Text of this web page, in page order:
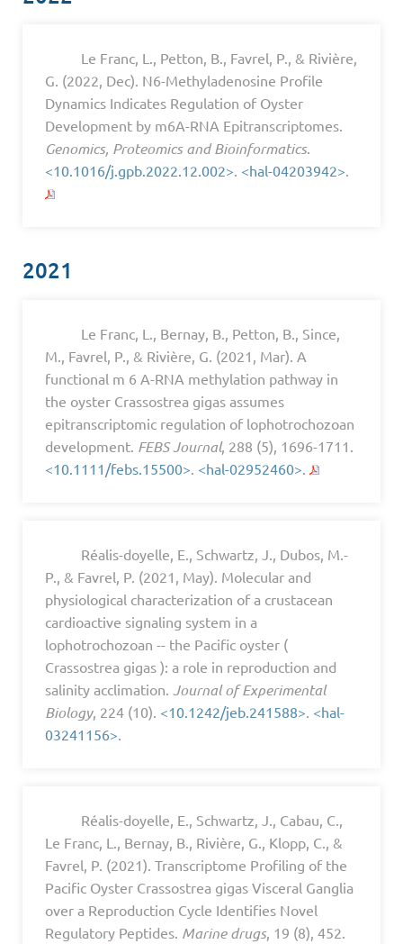
Le Franc, L., Petton, B., Favrel, P., & Rivière,
G. (2022, Dec). N6-Methyladenosine Profile
Dynamics Indicates Regulation of Oyster
Development by m6A-RNA Epitranscriptomes.
Genomics, Proteomics and Bioinformatics.
<10.1016/j.gpb.2022.12.002>. <hal-04203942>.
2021
Le Franc, L., Bernay, B., Petton, B., Since,
M., Favrel, P., & Rivière, G. (2021, Mar). A
functional m 6 A-RNA methylation pathway in
the oyster Crassostrea gigas assumes
epitranscriptomic regulation of lophotrochozoan
development. FEBS Journal, 288 (5), 1696-1711.
<10.1111/febs.15500> <hal-02952460>
Réalis-doyelle, E., Schwartz, J., Dubos, M.-
P., & Favrel, P. (2021, May). Molecular and
physiological characterization of a crustacean
cardioactive signaling system in a
lophotrochozoan -- the Pacific oyster (
Crassostrea gigas ): a role in reproduction and
salinity acclimation. Journal of Experimental
Biology, 224 (10). <10.1242/jeb.241588> <hal-
03241156>
Réalis-doyelle, E., Schwartz, J., Cabau, C.,
Le Franc, L., Bernay, B., Rivière, G., Klopp, C., &
Favrel, P. (2021). Transcriptome Profiling of the
Pacific Oyster Crassostrea gigas Visceral Ganglia
over a Reproduction Cycle Identifies Novel
Regulatory Peptides. Marine drugs, 19 (8), 452.